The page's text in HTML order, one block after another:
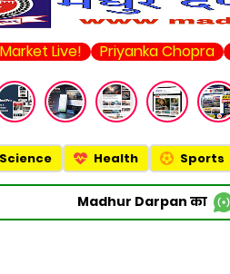
Priyanka Chopra United
Science Health Sports
Madhur Darpan का